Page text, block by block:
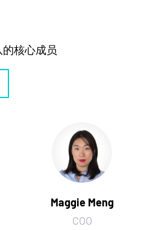
核心成员
Maggie Meng
COO